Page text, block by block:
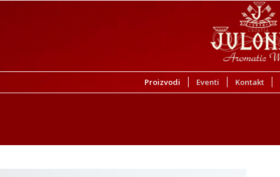
Proizvodi Eventi Kontakt